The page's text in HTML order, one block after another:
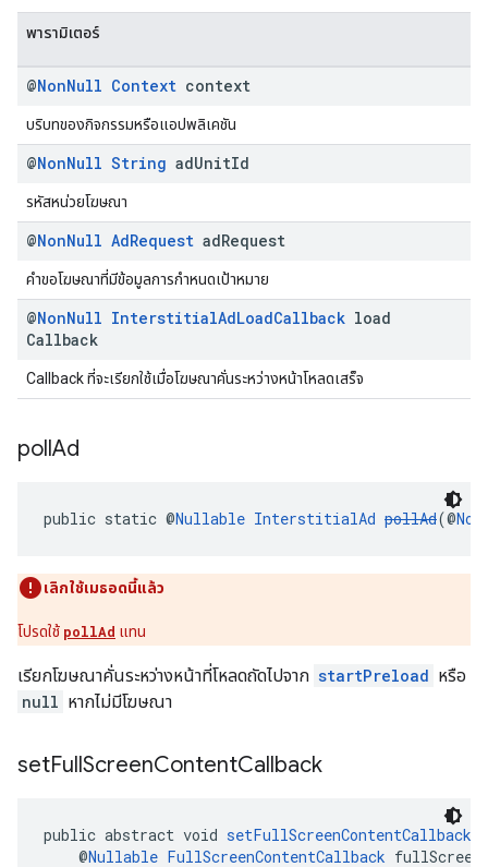
พารามิเตอร์
@NonNull Context context
บริบทของกิจกรรมหรือแอปพลิเคชัน
@NonNull String adUnitId
รหัสหน่วยโฆษณา
@NonNull AdRequest adRequest
คำขอโฆษณาที่มีข้อมูลการกำหนดเป้าหมาย
@NonNull InterstitialAdLoadCallback load
Callback
Callback ที่จะเรียกใช้เมื่อโฆษณาคั่นระหว่างหน้าโหลดเสร็จ
pollAd
public static @Nullable InterstitialAd pollAd(@
เลิกใช้เมธอดนี้แล้ว
โปรดใช้ pollAd แทน
เรียกโฆษณาคั่นระหว่างหน้าที่โหลดถัดไปจาก startPreload หรือ
null หากไม่มีโฆษณา
setFullScreenContentCallback
public abstract void setFullScreenContentCallback
@Nullable FullScreenContentCallback